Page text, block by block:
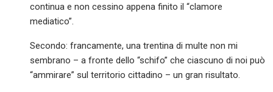
continua e non cessino appena finito il “clamore
mediatico”.
Secondo: francamente, una trentina di multe non mi
sembrano – a fronte dello “schifo” che ciascuno di noi può
“ammirare” sul territorio cittadino – un gran risultato.